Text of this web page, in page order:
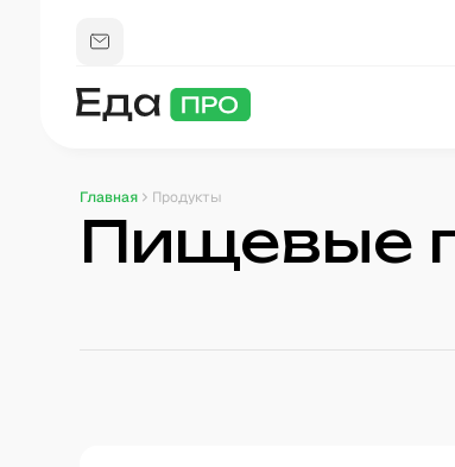
Главная Продукты
Пищевые